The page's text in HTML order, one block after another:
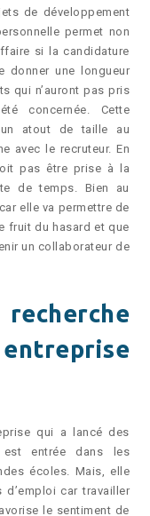
de développement
permet non
si la candidature
une longueur
qui n’auront pas pris
concernée. Cette
un atout de taille au
avec le recruteur. En
pas être prise à la
de temps. Bien au
elle va permettre de
fruit du hasard et que
un collaborateur de
qui a lancé des
est entrée dans les
écoles. Mais, elle
d’emploi car travailler
le sentiment de